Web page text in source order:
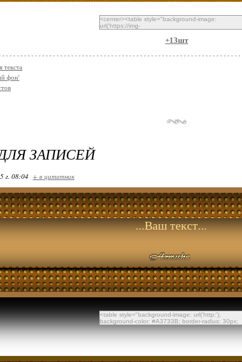
+13шт
текста
фон'
ЗАПИСЕЙ
г. 08:04 + в цитатник
...Ваш текст...